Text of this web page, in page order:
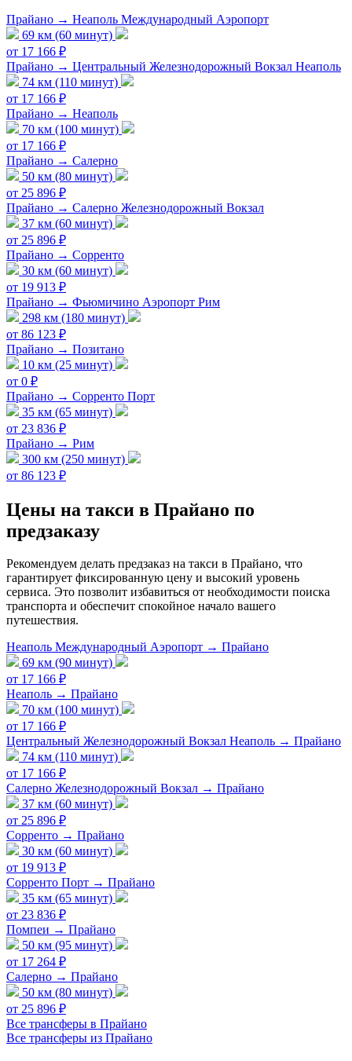
Прайано → Неаполь Международный Аэропорт
69 км (60 минут)
от 17 166 ₽
Прайано → Центральный Железнодорожный Вокзал Неаполь
74 км (110 минут)
от 17 166 ₽
Прайано → Неаполь
70 км (100 минут)
от 17 166 ₽
Прайано → Салерно
50 км (80 минут)
от 25 896 ₽
Прайано → Салерно Железнодорожный Вокзал
37 км (60 минут)
от 25 896 ₽
Прайано → Сорренто
30 км (60 минут)
от 19 913 ₽
Прайано → Фьюмичино Аэропорт Рим
298 км (180 минут)
от 86 123 ₽
Прайано → Позитано
10 км (25 минут)
от 0 ₽
Прайано → Сорренто Порт
35 км (65 минут)
от 23 836 ₽
Прайано → Рим
300 км (250 минут)
от 86 123 ₽
Цены на такси в Прайано по
предзаказу
Рекомендуем делать предзаказ на такси в Прайано, что
гарантирует фиксированную цену и высокий уровень
сервиса. Это позволит избавиться от необходимости поиска
транспорта и обеспечит спокойное начало вашего
путешествия.
Неаполь Международный Аэропорт → Прайано
69 км (90 минут)
от 17 166 ₽
Неаполь → Прайано
70 км (100 минут)
от 17 166 ₽
Центральный Железнодорожный Вокзал Неаполь → Прайано
74 км (110 минут)
от 17 166 ₽
Салерно Железнодорожный Вокзал → Прайано
37 км (60 минут)
от 25 896 ₽
Сорренто → Прайано
30 км (60 минут)
от 19 913 ₽
Сорренто Порт → Прайано
35 км (65 минут)
от 23 836 ₽
Помпеи → Прайано
50 км (95 минут)
от 17 264 ₽
Салерно → Прайано
50 км (80 минут)
от 25 896 ₽
Все трансферы в Прайано
Все трансферы из Прайано